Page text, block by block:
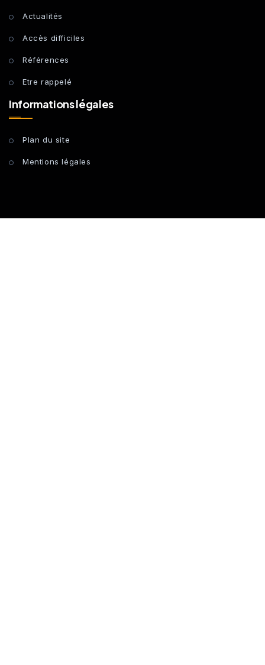
Actualités
Accès difficiles
Références
Etre rappelé
Informations légales
Plan du site
Mentions légales